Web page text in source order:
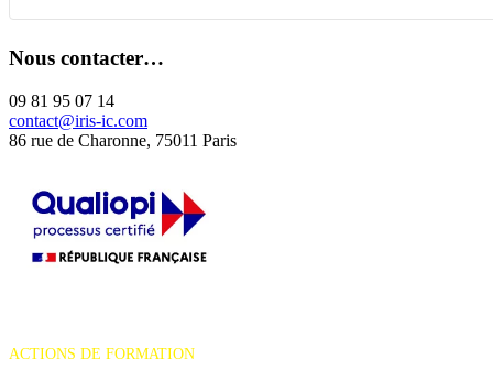
Nous contacter…
09 81 95 07 14
contact@iris-ic.com
86 rue de Charonne, 75011 Paris
ACTIONS DE FORMATION